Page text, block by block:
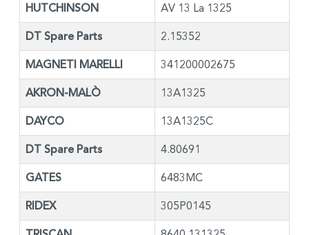
HUTCHINSON AV 13 La 1325
DT Spare Parts 2.15352
MAGNETI MARELLI 341200002675
AKRON-MALÒ 13A1325
DAYCO 13A1325C
DT Spare Parts 4.80691
GATES 6483MC
RIDEX 305P0145